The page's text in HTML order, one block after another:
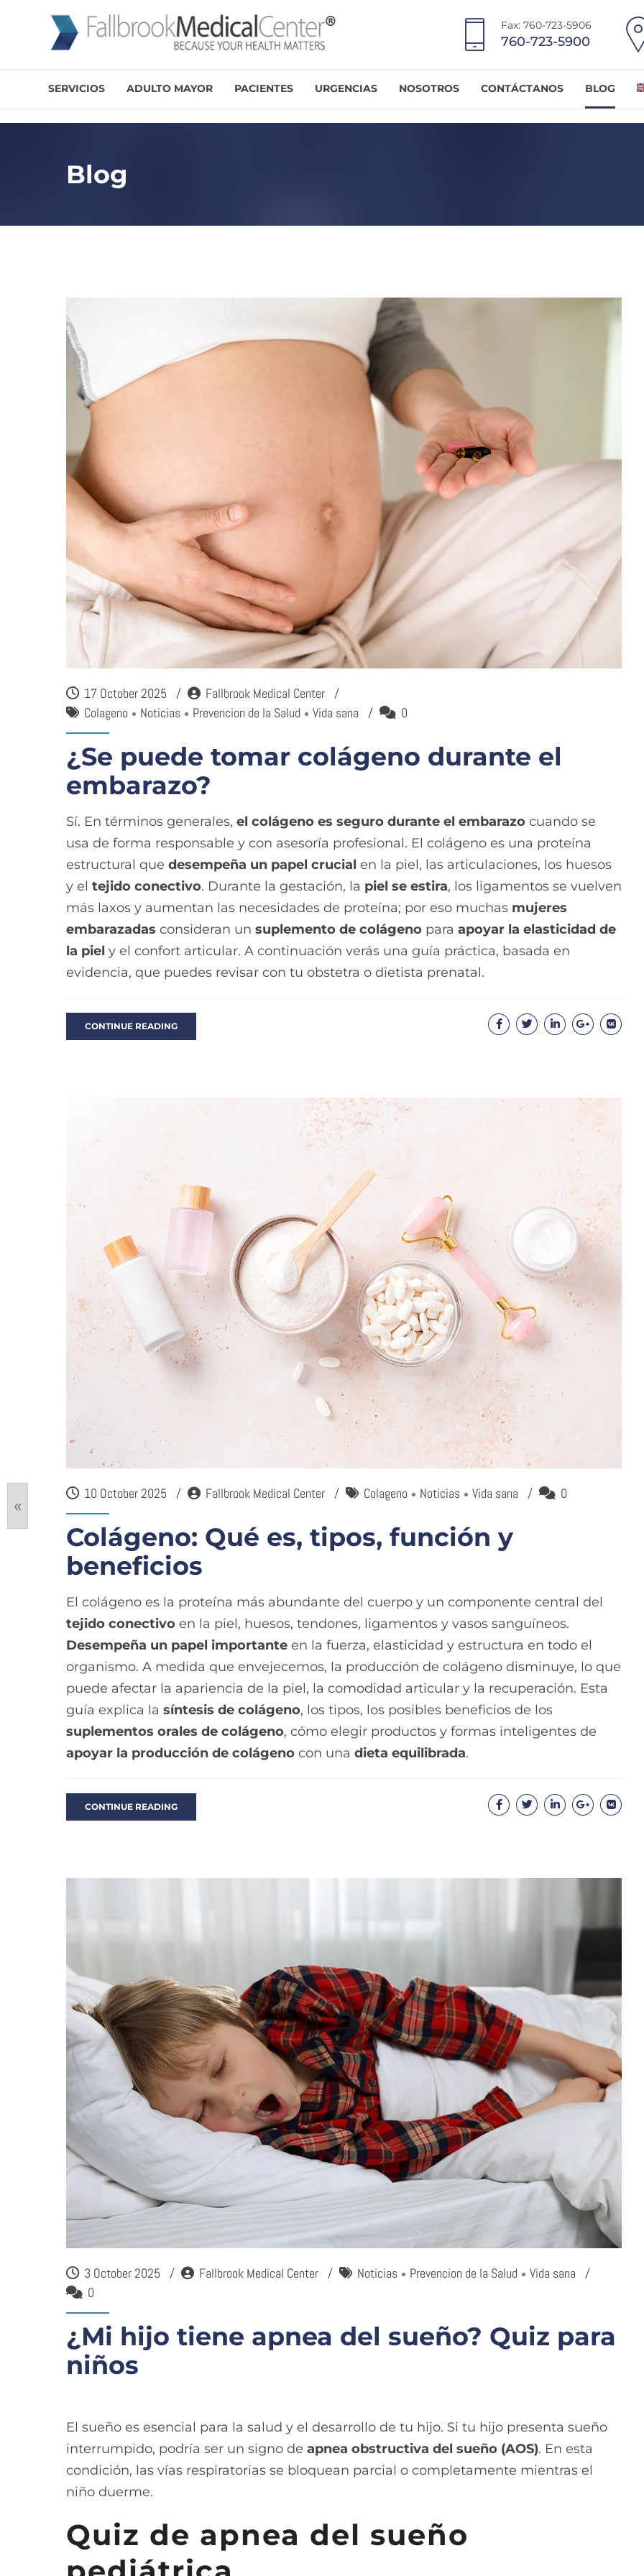
Fax: 760-723-5906
760-723-5900
SERVICIOS ADULTO MAYOR PACIENTES URGENCIAS NOSOTROS CONTÁCTANOS BLOG
Blog
17 October 2025
Fallbrook Medical Center
Colageno
Noticias Prevencion de la Salud Vida sana 0
¿Se puede tomar colágeno durante el
embarazo?
Sí. En términos generales, el colágeno es seguro durante el embarazo cuando se
usa de forma responsable y con asesoría profesional. El colágeno es una proteína
estructural que desempeña un papel crucial en la piel, las articulaciones, los huesos
y el tejido conectivo. Durante la gestación, la piel se estira, los ligamentos se vuelven
más laxos y aumentan las necesidades de proteína; por eso muchas mujeres
embarazadas consideran un suplemento de colágeno para apoyar la elasticidad de
la piel y el confort articular. A continuación verás una guía práctica, basada en
evidencia, que puedes revisar con tu obstetra o dietista prenatal.
CONTINUE READING
10 October 2025 Fallbrook Medical Center Colageno Noticias Vida sana 0
Colágeno: Qué es, tipos, función y
beneficios
El colágeno es la proteína más abundante del cuerpo y un componente central del
tejido conectivo en la piel, huesos, tendones, ligamentos y vasos sanguíneos.
Desempeña un papel importante en la fuerza, elasticidad y estructura en todo el
organismo. A medida que envejecemos, la producción de colágeno disminuye, lo que
puede afectar la apariencia de la piel, la comodidad articular y la recuperación. Esta
guía explica la síntesis de colágeno, los tipos, los posibles beneficios de los
suplementos orales de colágeno, cómo elegir productos y formas inteligentes de
apoyar la producción de colágeno con una dieta equilibrada.
CONTINUE READING
3 October 2025 Fallbrook Medical Center Noticias Prevencion de la Salud
Vida sana
0
¿Mi hijo tiene apnea del sueño? Quiz para
niños
El sueño es esencial para la salud y el desarrollo de tu hijo. Si tu hijo presenta sueño
interrumpido, podría ser un signo de apnea obstructiva del sueño (AOS). En esta
condición, las vías respiratorias se bloquean parcial o completamente mientras el
niño duerme.
Quiz de apnea del sueño
«